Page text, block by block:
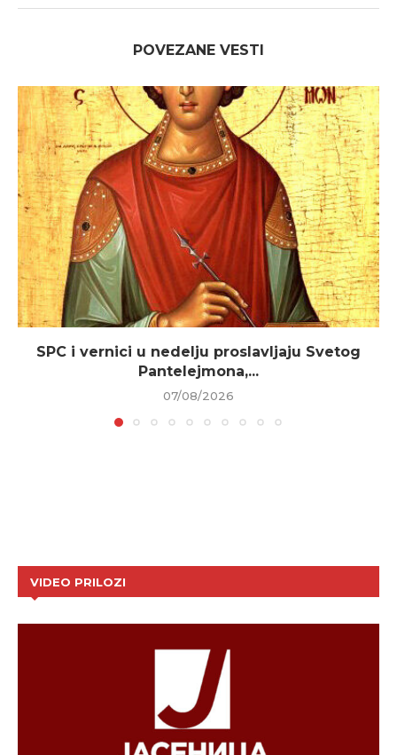
POVEZANE VESTI
SPC i vernici u nedelju proslavljaju Svetog
Pantelejmona,...
07/08/2026
VIDEO PRILOZI